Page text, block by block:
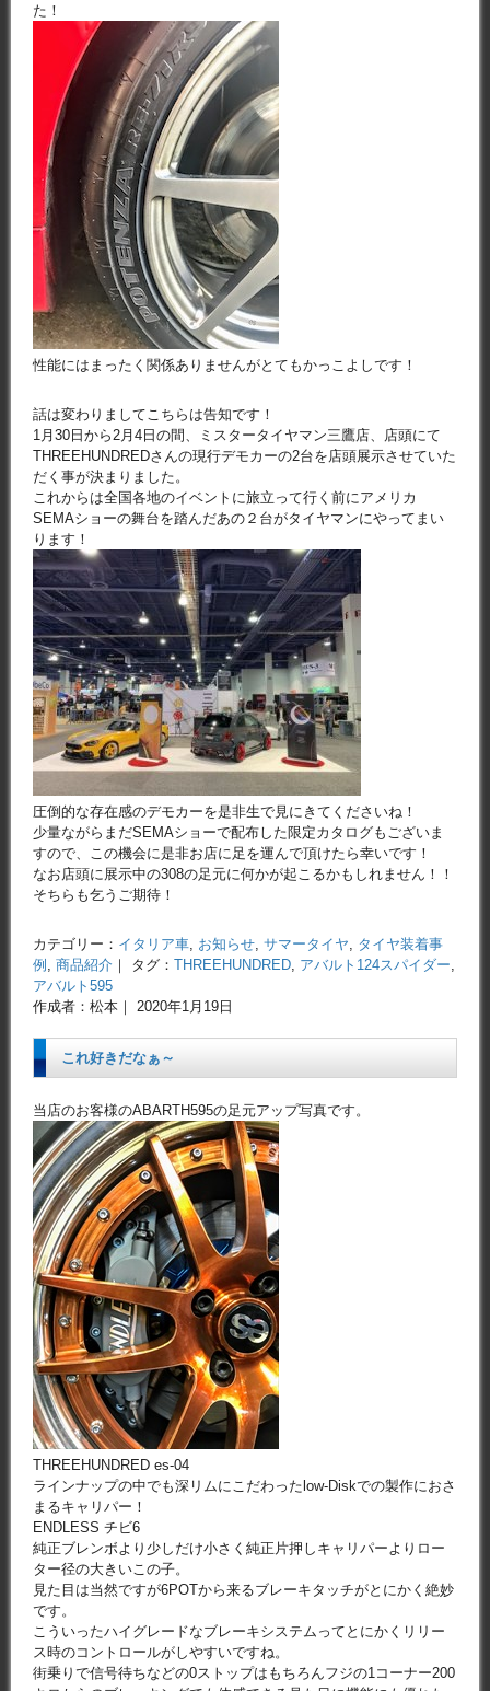
た！
性能にはまったく関係ありませんがとてもかっこよしです！
話は変わりましてこちらは告知です！
1月30日から2月4日の間、ミスタータイヤマン三鷹店、店頭にて
THREEHUNDREDさんの現行デモカーの2台を店頭展示させていた
だく事が決まりました。
これからは全国各地のイベントに旅立って行く前にアメリカ
SEMAショーの舞台を踏んだあの２台がタイヤマンにやってまい
ります！
圧倒的な存在感のデモカーを是非生で見にきてくださいね！
少量ながらまだSEMAショーで配布した限定カタログもございま
すので、この機会に是非お店に足を運んで頂けたら幸いです！
なお店頭に展示中の308の足元に何かが起こるかもしれません！！
そちらも乞うご期待！
カテゴリー： イタリア車 お知らせ サマータイヤ
タイヤ装着事
例
商品紹介 ｜ タグ： THREEHUNDRED アバルト124スパイダー
アバルト595
作成者：松本｜ 2020年1月19日
これ好きだなぁ～
当店のお客様のABARTH595の足元アップ写真です。
THREEHUNDRED es-04
ラインナップの中でも深リムにこだわったlow-Diskでの製作におさ
まるキャリパー！
ENDLESS チビ6
純正ブレンボより少しだけ小さく純正片押しキャリパーよりロー
ター径の大きいこの子。
見た目は当然ですが6POTから来るブレーキタッチがとにかく絶妙
です。
こういったハイグレードなブレーキシステムってとにかくリリー
ス時のコントロールがしやすいですね。
街乗りで信号待ちなどの0ストップはもちろんフジの1コーナー200